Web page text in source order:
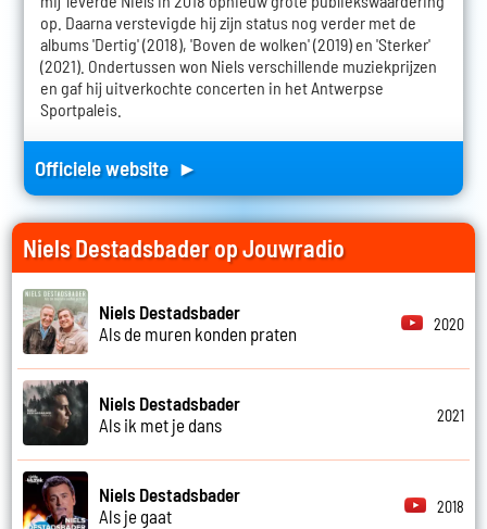
op. Daarna verstevigde hij zijn status nog verder met de
albums 'Dertig' (2018), 'Boven de wolken' (2019) en 'Sterker'
(2021). Ondertussen won Niels verschillende muziekprijzen
en gaf hij uitverkochte concerten in het Antwerpse
Sportpaleis.
Officiele website ►
Niels Destadsbader op Jouwradio
Niels Destadsbader
Als de muren konden praten
2020
Niels Destadsbader
Als ik met je dans
2021
Niels Destadsbader
Als je gaat
2018